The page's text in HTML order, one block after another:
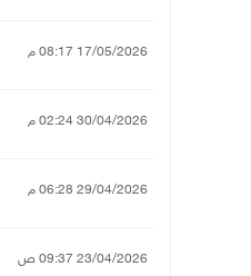
17/05/2026 08:17 م
30/04/2026 02:24 م
29/04/2026 06:28 م
23/04/2026 09:37 ص